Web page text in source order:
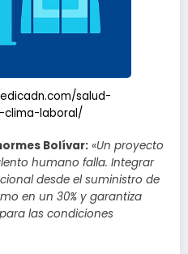
salud-
clima-laboral/
Bolívar: «Un proyecto
humano falla. Integrar
desde el suministro de
en un 30% y garantiza
las condiciones